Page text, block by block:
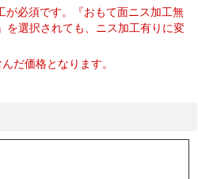
が必須です。『おもて面ニス加工無
を選択されても、ニス加工有りに変
だ価格となります。